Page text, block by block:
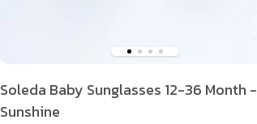
Soleda Baby Sunglasses 12-36 Month -
Sunshine